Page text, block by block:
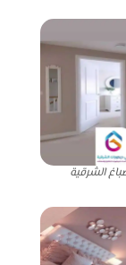
الشرقية